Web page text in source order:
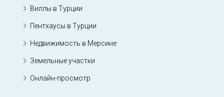
Виллы в Турции
Пентхаусы в Турции
Недвижимость в Мерсине
Земельные участки
Онлайн-просмотр